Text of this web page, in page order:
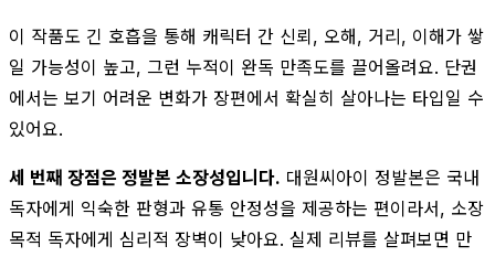
이 작품도 긴 호흡을 통해 캐릭터 간 신뢰, 오해, 거리, 이해가 쌓
일 가능성이 높고, 그런 누적이 완독 만족도를 끌어올려요. 단권
에서는 보기 어려운 변화가 장편에서 확실히 살아나는 타입일 수
있어요.
세 번째 장점은 정발본 소장성입니다. 대원씨아이 정발본은 국내
독자에게 익숙한 판형과 유통 안정성을 제공하는 편이라서, 소장
목적 독자에게 심리적 장벽이 낮아요. 실제 리뷰를 살펴보면 만